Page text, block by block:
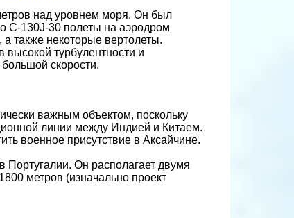
над уровнем моря. Он был
C-130J-30 полеты на аэродром
также некоторые вертолеты.
высокой турбулентности и
скорости.
важным объектом, поскольку
линии между Индией и Китаем.
военное присутствие в Аксайчине.
Он располагает двумя
метров (изначально проект